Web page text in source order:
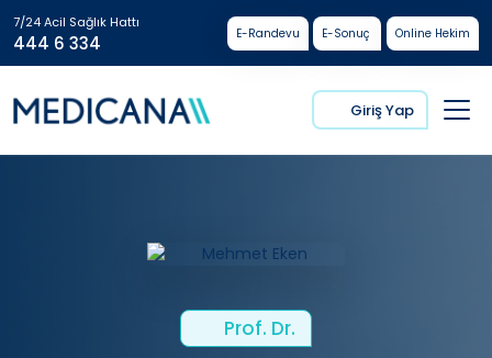
7/24 Acil Sağlık Hattı
444 6 334 E-Randevu E-Sonuç Online Hekim
Giriş Yap
Prof. Dr.